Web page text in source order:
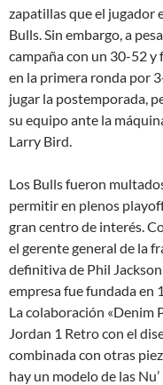
zapatillas que el jugador
Bulls. Sin embargo, a
campaña con un 30-52
en la primera ronda por
jugar la postemporada,
su equipo ante la
Larry Bird.
Los Bulls fueron
permitir en plenos
gran centro de interés.
el gerente general de la
definitiva de Phil
empresa fue fundada en
La colaboración «Denim
Jordan 1 Retro con el
combinada con otras
hay un modelo de las